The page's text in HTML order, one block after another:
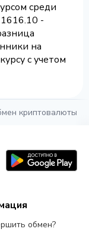
среди
-
на
с учетом
криптовалюты в
обмен?